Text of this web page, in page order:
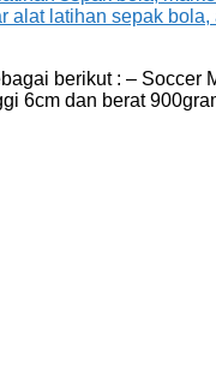
berikut : – Soccer
6cm dan berat